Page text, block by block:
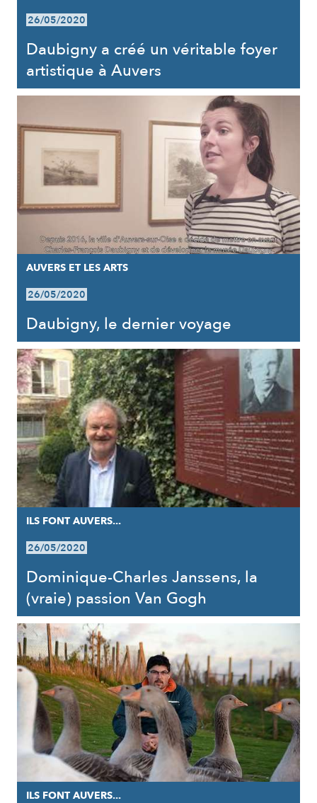
26/05/2020
Daubigny a créé un véritable foyer
artistique à Auvers
AUVERS ET LES ARTS
26/05/2020
Daubigny, le dernier voyage
ILS FONT AUVERS...
26/05/2020
Dominique-Charles Janssens, la
(vraie) passion Van Gogh
ILS FONT AUVERS...